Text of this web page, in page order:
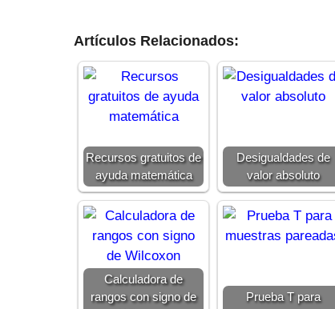
Artículos Relacionados:
Recursos gratuitos de
ayuda matemática
Desigualdades de
valor absoluto
Calculadora de
rangos con signo de
Prueba T para